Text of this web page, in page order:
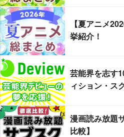
【夏アニメ
挙紹介！
芸能界を志す
ィション・ス
漫画読み放題
比較】